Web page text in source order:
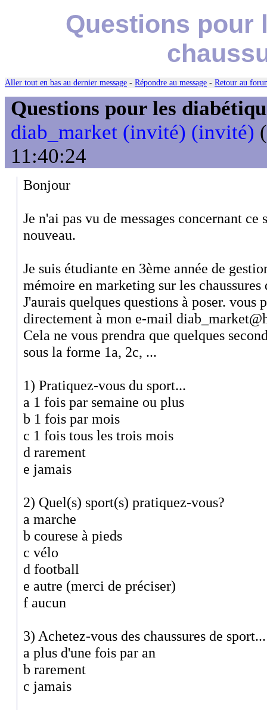
Questions pour
Aller tout en bas au dernier message - Répondre au message - Retour au
Questions pour les
diab_market (invité) (invité)
11:40:24
Bonjour
Je n'ai pas vu de messages concernant ce
nouveau.
Je suis étudiante en 3ème année de
mémoire en marketing sur les
J'aurais quelques questions à poser. vous
directement à mon e-mail
Cela ne vous prendra que quelques
sous la forme 1a, 2c, ...
1) Pratiquez-vous du sport...
a 1 fois par semaine ou plus
b 1 fois par mois
c 1 fois tous les trois mois
d rarement
e jamais
2) Quel(s) sport(s) pratiquez-vous?
a marche
b courese à pieds
c vélo
d football
e autre (merci de préciser)
f aucun
3) Achetez-vous des chaussures de sport...
a plus d'une fois par an
b rarement
c jamais